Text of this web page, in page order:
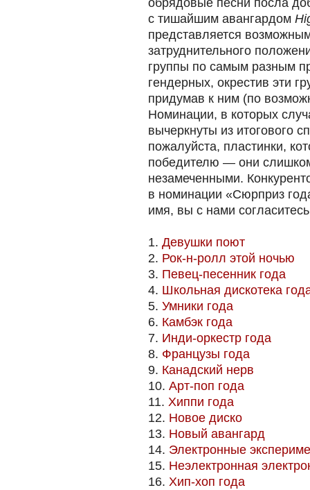
обрядовые песни посла
с тишайшим авангардом
представляется
затруднительного
группы по самым разным
гендерных, окрестив эти
придумав к ним (по
Номинации, в которых
вычеркнуты из итогового
пожалуйста, пластинки,
победителю — они
незамеченными.
в номинации «Сюрприз
имя, вы с нами
1. Девушки поют
2. Рок-н-ролл этой ночью
3. Певец-песенник года
4. Школьная дискотека
5. Умники года
6. Камбэк года
7. Инди-оркестр года
8. Французы года
9. Канадский нерв
10. Арт-поп года
11. Хиппи года
12. Новое диско
13. Новый авангард
14. Электронные
15. Неэлектронная
16. Хип-хоп года